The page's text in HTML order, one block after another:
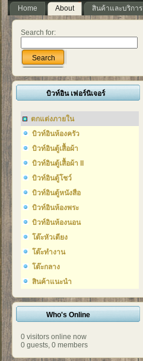
Home About สินค้าและบริการ
Search for:
Search
บิวท์อิน เฟอร์นิเจอร์
ตกแต่งภายใน
บิวท์อินห้องครัว
บิวท์อินตู้เสื้อผ้า
บิวท์อินตู้เสื้อผ้า II
บิวท์อินตู้โชว์
บิวท์อินตู้หนังสือ
บิวท์อินห้องพระ
บิวท์อินห้องนอน
โต๊ะหัวเตียง
โต๊ะทำงาน
โต๊ะกลาง
สินค้าแนะนำ
Who's Online
0 visitors online now
0 guests, 0 members